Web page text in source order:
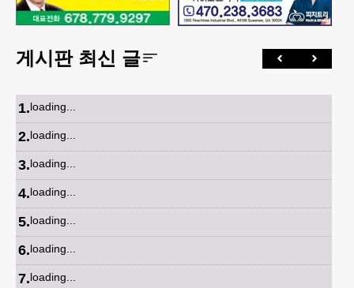
게시판 최신 글
1.loading...
2.loading...
3.loading...
4.loading...
5.loading...
6.loading...
7.loading...